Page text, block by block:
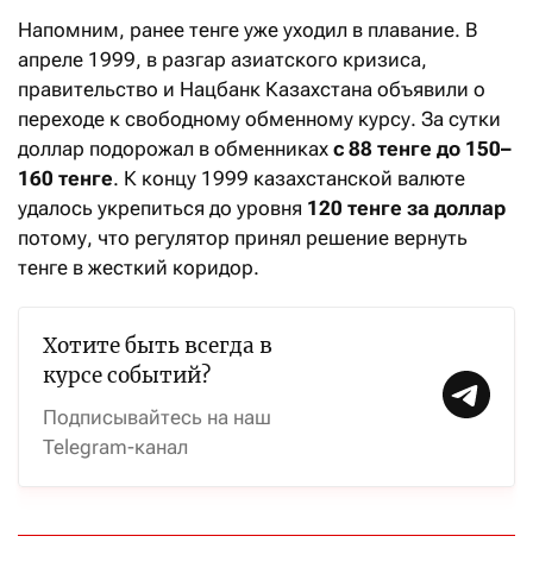
Напомним, ранее тенге уже уходил в плавание. В
апреле 1999, в разгар азиатского кризиса,
правительство и Нацбанк Казахстана объявили о
переходе к свободному обменному курсу. За сутки
доллар подорожал в обменниках с 88 тенге до 150–
160 тенге. К концу 1999 казахстанской валюте
удалось укрепиться до уровня 120 тенге за доллар
потому, что регулятор принял решение вернуть
тенге в жесткий коридор.
Хотите быть всегда в
курсе событий?
Подписывайтесь на наш
Telegram-канал